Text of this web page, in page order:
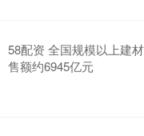
58配资 全国规模以上建
售额约6945亿元